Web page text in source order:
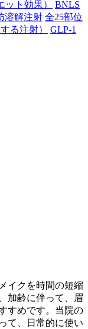
ト効果）
BNLS
溶解注射 全25部位
る注射）
GLP-1
イクを時間の短縮
加齢に伴って、眉
すめです。当院の
て、日常的に使い